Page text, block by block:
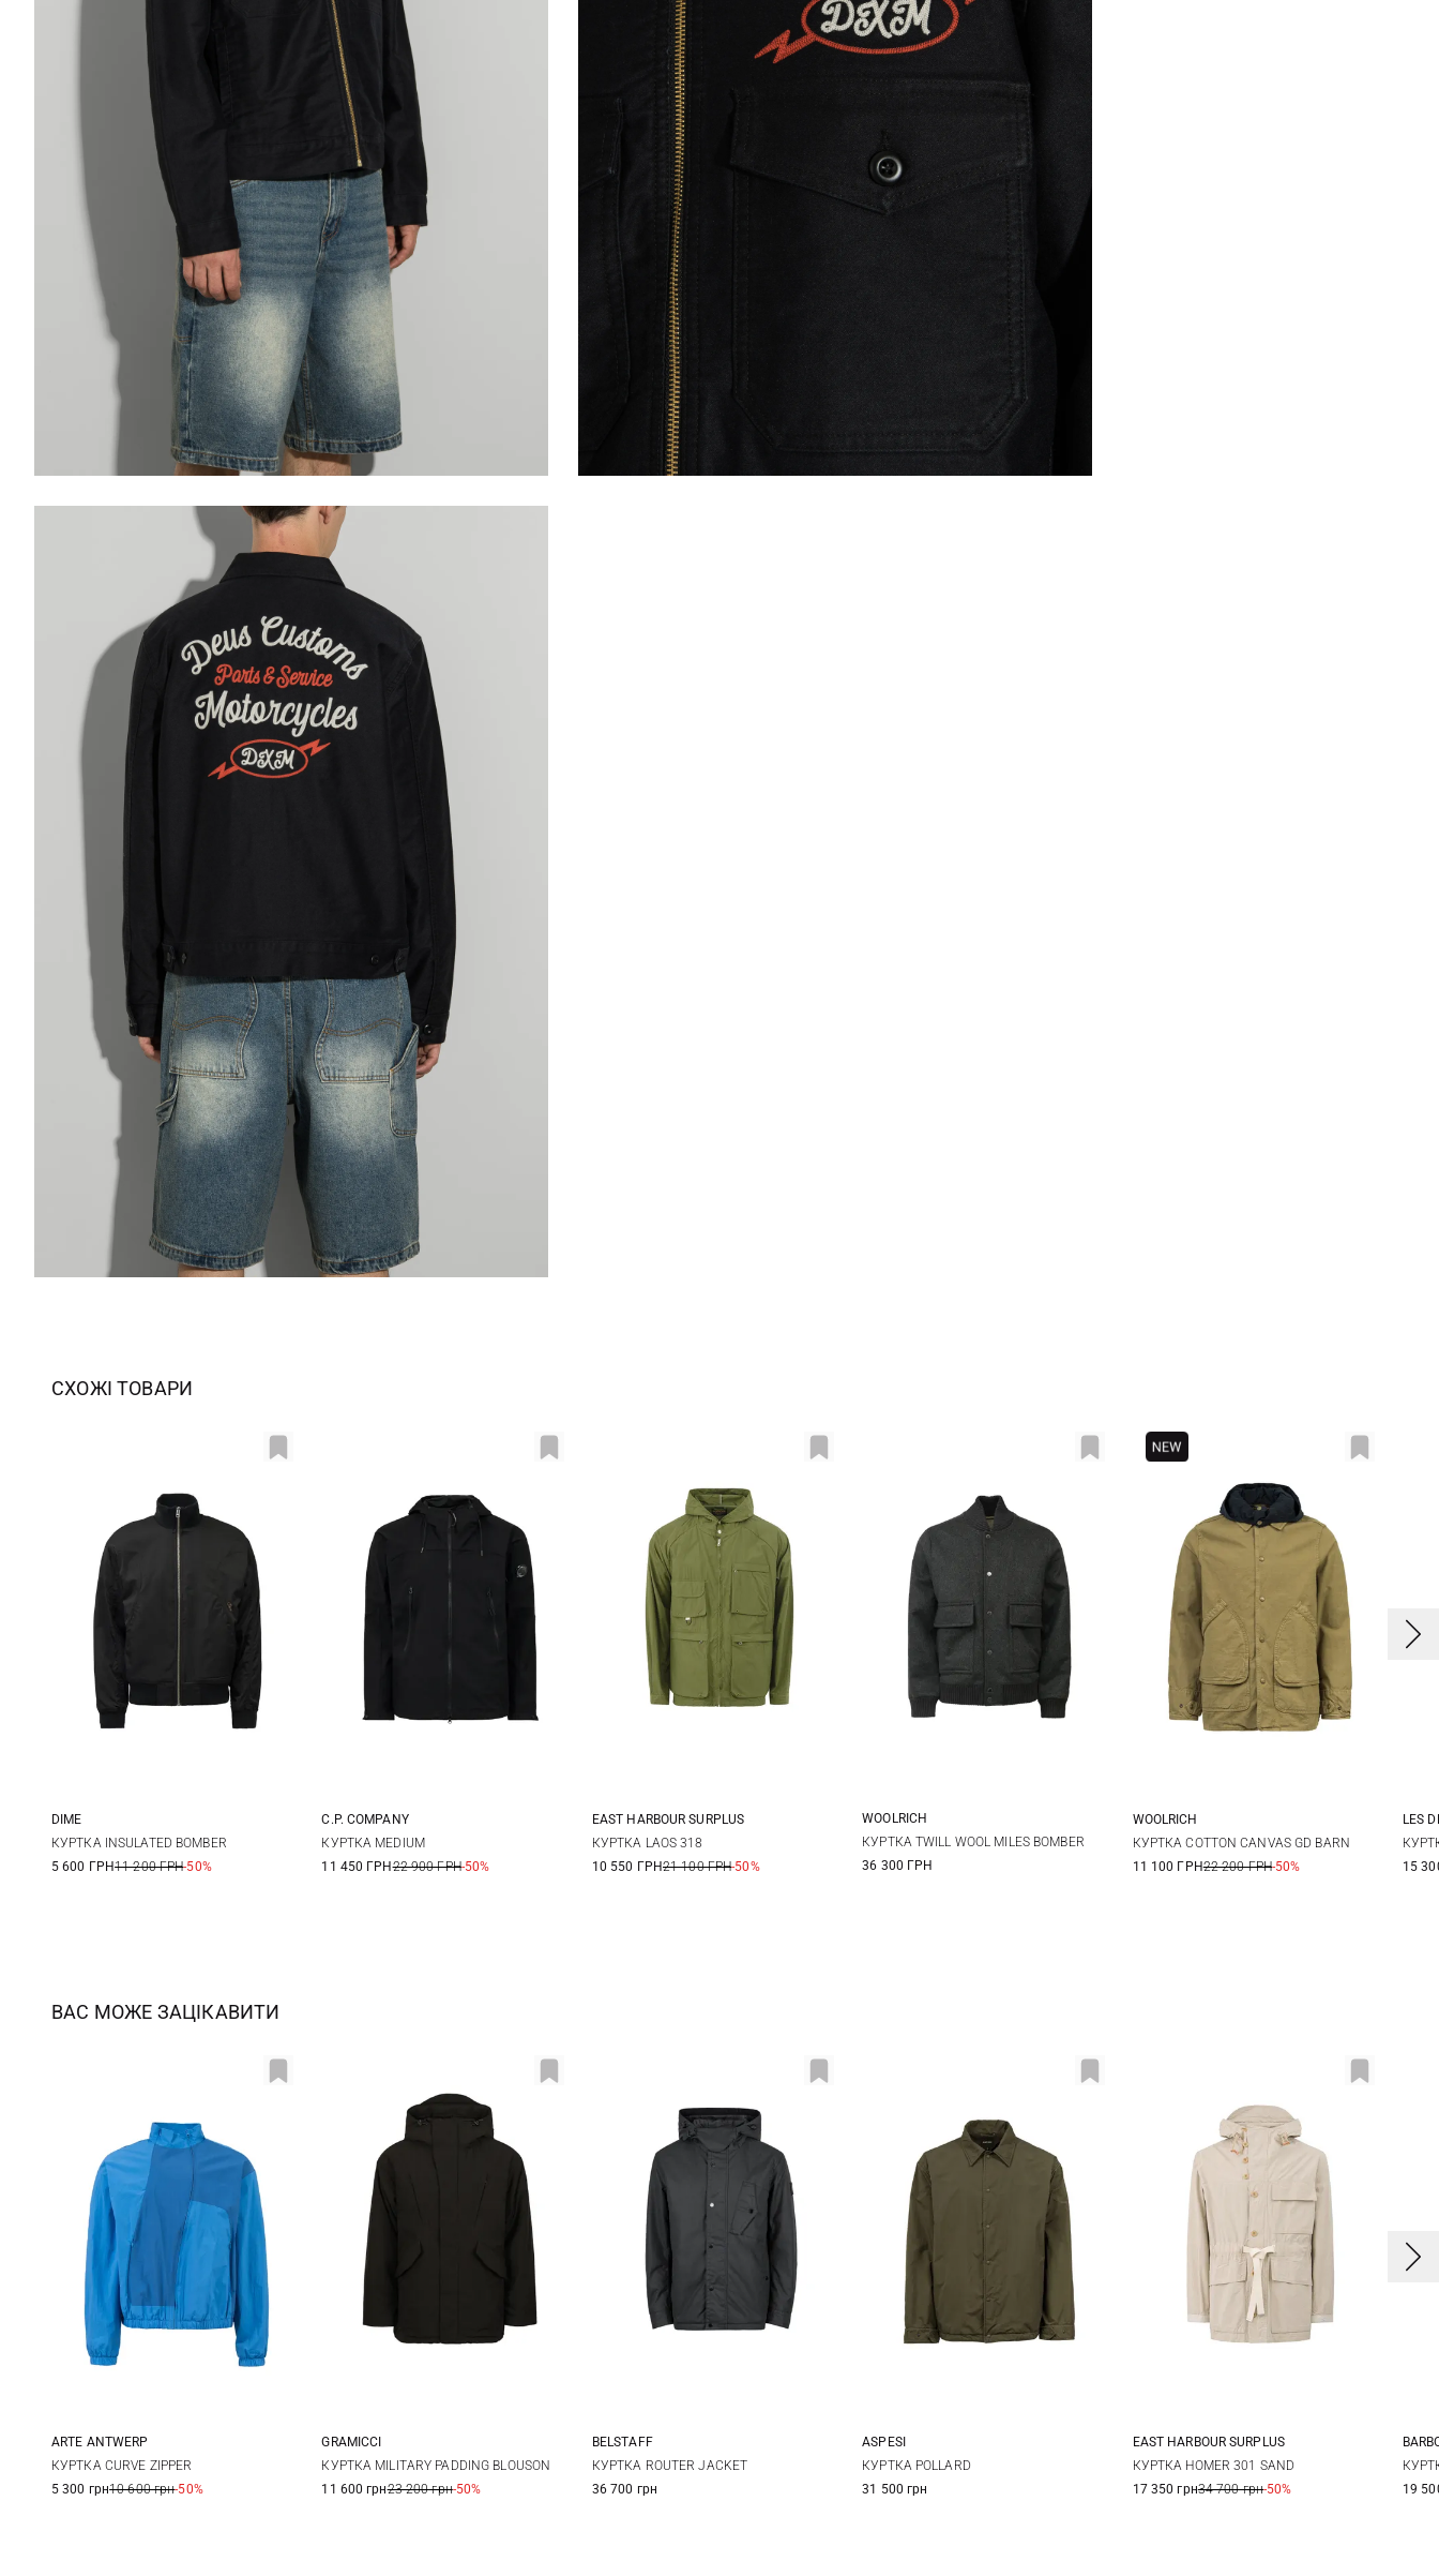
СХОЖІ ТОВАРИ
S M L
DIME
КУРТКА INSULATED BOMBER
5 600 ГРН11 200 ГРН-50%
44 46
C.P. COMPANY
КУРТКА MEDIUM
11 450 ГРН22 900 ГРН-50%
48 50
EAST HARBOUR SURPLUS
КУРТКА LAOS 318
10 550 ГРН21 100 ГРН-50%
S M L XL
WOOLRICH
КУРТКА TWILL WOOL MILES BOMBER
36 300 ГРН
L
WOOLRICH
КУРТКА COTTON CANVAS GD BARN
11 100 ГРН22 200 ГРН-50%
S
LES
15
ВАС МОЖЕ ЗАЦІКАВИТИ
XS S
ARTE ANTWERP
КУРТКА CURVE ZIPPER
5 300 грн10 600 грн-50%
S M L
GRAMICCI
КУРТКА MILITARY PADDING BLOUSON
11 600 грн23 200 грн-50%
M L XL
BELSTAFF
КУРТКА ROUTER JACKET
36 700 грн
M L
ASPESI
КУРТКА POLLARD
31 500 грн
46 48 50
EAST HARBOUR SURPLUS
КУРТКА HOMER 301 SAND
17 350 грн34 700 грн-50%
S
19